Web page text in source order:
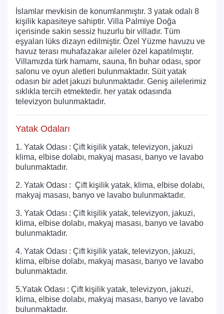
İslamlar mevkisin de konumlanmıştır. 3 yatak odalı 8
kişilik kapasiteye sahiptir. Villa Palmiye Doğa
içerisinde sakin sessiz huzurlu bir villadır. Tüm
eşyaları lüks dizayn edilmiştir. Özel Yüzme havuzu ve
havuz terası muhafazakar aileler özel kapatılmıştır.
Villamızda türk hamamı, sauna, fin buhar odası, spor
salonu ve oyun aletleri bulunmaktadır. Süit yatak
odasın bir adet jakuzi bulunmaktadır. Geniş ailelerimiz
sıklıkla tercih etmektedir. her yatak odasında
televizyon bulunmaktadır.
Yatak Odaları
1. Yatak Odası : Çift kişilik yatak, televizyon, jakuzi
klima, elbise dolabı, makyaj masası, banyo ve lavabo
bulunmaktadır.
2. Yatak Odası : Çift kişilik yatak, klima, elbise dolabı,
makyaj masası, banyo ve lavabo bulunmaktadır.
3. Yatak Odası : Çift kişilik yatak, televizyon, jakuzi,
klima, elbise dolabı, makyaj masası, banyo ve lavabo
bulunmaktadır.
4. Yatak Odası : Çift kişilik yatak, televizyon, jakuzi,
klima, elbise dolabı, makyaj masası, banyo ve lavabo
bulunmaktadır.
5.Yatak Odası : Çift kişilik yatak, televizyon, jakuzi,
klima, elbise dolabı, makyaj masası, banyo ve lavabo
bulunmaktadır.